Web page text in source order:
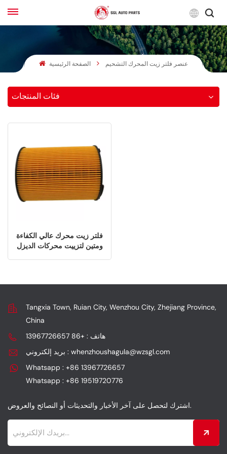
English
Français
الصفحة الرئيسية عنصر فلتر زيت المحرك التشحيم
فئات المنتجات
فلتر زيت محرك عالي الكفاءة
ومتين لتزييت محركات الديزل
Tangxia Town, Ruian City, Wenzhou City, Zhejiang Province,
China
هاتف : +86 13967726657
بريد إلكتروني : whenzhoushagula@wzsgl.com
Whatsapp : +86 13967726657
Whatsapp : +86 19519720776
اشترك لتحصل على آخر الأخبار والتحديثات أو النصائح والعروض.